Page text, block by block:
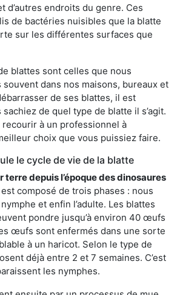
d’autres endroits du genre. Ces
de bactéries nuisibles que la blatte
sur les différentes surfaces que
blattes sont celles que nous
dans nos maisons, bureaux et
de ses blattes, il est
de quel type de blatte il s’agit.
recourir à un professionnel à
choix que vous puissiez faire.
le cycle de vie de la blatte
terre depuis l’époque des dinosaures
composé de trois phases : nous
et enfin l’adulte. Les blattes
pondre jusqu’à environ 40 œufs
œufs sont enfermés dans une sorte
à un haricot. Selon le type de
déjà entre 2 et 7 semaines. C’est
les nymphes.